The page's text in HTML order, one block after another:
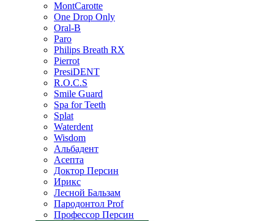
MontCarotte
One Drop Only
Oral-B
Paro
Philips Breath RX
Pierrot
PresiDENT
R.O.C.S
Smile Guard
Spa for Teeth
Splat
Waterdent
Wisdom
Альбадент
Асепта
Доктор Персин
Ирикс
Лесной Бальзам
Пародонтол Prof
Профессор Персин